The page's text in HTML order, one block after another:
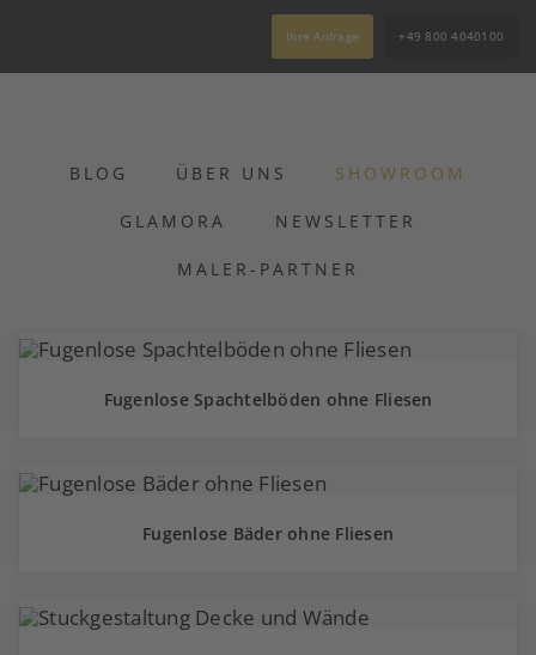
Ihre Anfrage +49 800 4040100
BLOG ÜBER UNS SHOWROOM
GLAMORA NEWSLETTER
MALER-PARTNER
Fugenlose Spachtelböden ohne Fliesen
Fugenlose Bäder ohne Fliesen